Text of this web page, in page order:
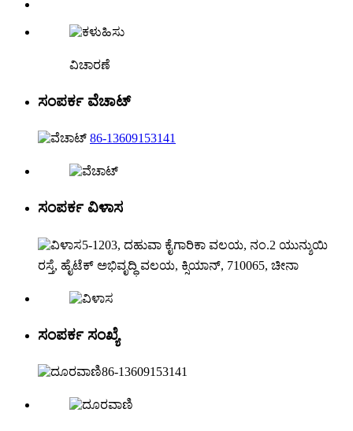
ವಿಚಾರಣೆ
ಸಂಪರ್ಕ ವೆಚಾಟ್
86-13609153141
ಸಂಪರ್ಕ ವಿಳಾಸ
5-1203, ದಹುವಾ ಕೈಗಾರಿಕಾ ವಲಯ, ನಂ.2 ಯುನ್ಶುಯಿ
ರಸ್ತೆ, ಹೈಟೆಕ್ ಅಭಿವೃದ್ಧಿ ವಲಯ, ಕ್ಸಿಯಾನ್, 710065, ಚೀನಾ
ಸಂಪರ್ಕ ಸಂಖ್ಯೆ
86-13609153141